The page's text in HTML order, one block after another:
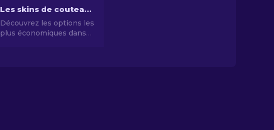
Les skins de couteaux CS2 les moins chers [2026]
Découvrez les options les
plus économiques dans